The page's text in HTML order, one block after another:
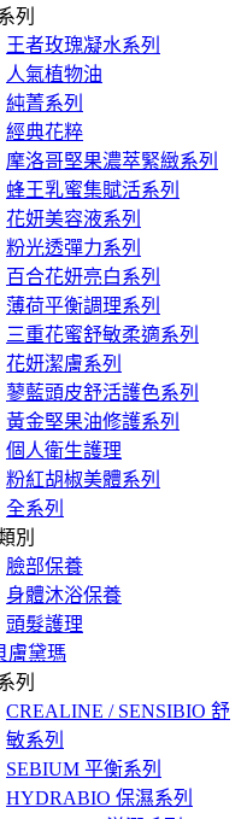
列
王者玫瑰凝水系列
人氣植物油
純菁系列
經典花粹
摩洛哥堅果濃萃緊緻系列
蜂王乳蜜集賦活系列
花妍美容液系列
粉光透彈力系列
百合花妍亮白系列
薄荷平衡調理系列
三重花蜜舒敏柔適系列
花妍潔膚系列
蓼藍頭皮舒活護色系列
黃金堅果油修護系列
個人衛生護理
粉紅胡椒美體系列
全系列
別
臉部保養
身體沐浴保養
頭髮護理
膚黛瑪
列
CREALINE / SENSIBIO 舒
敏系列
SEBIUM 平衡系列
HYDRABIO 保濕系列